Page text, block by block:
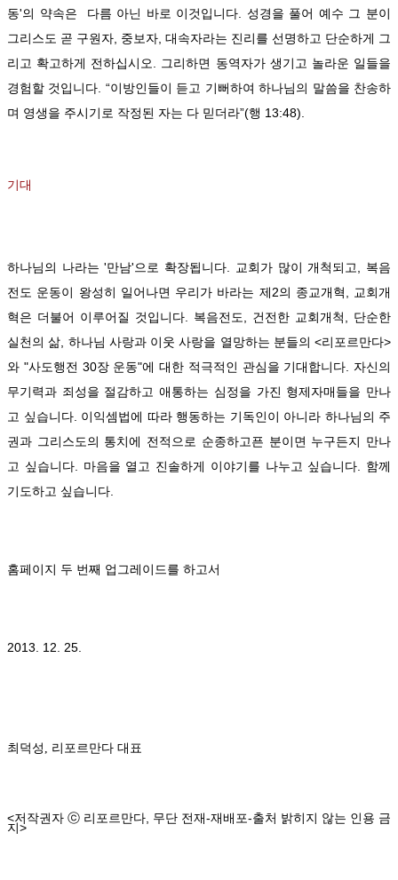
동'의 약속은 다름 아닌 바로 이것입니다. 성경을 풀어 예수 그 분이
그리스도 곧 구원자, 중보자, 대속자라는 진리를 선명하고 단순하게 그
리고 확고하게 전하십시오. 그리하면 동역자가 생기고 놀라운 일들을
경험할 것입니다. “이방인들이 듣고 기뻐하여 하나님의 말씀을 찬송하
며 영생을 주시기로 작정된 자는 다 믿더라”(행 13:48).
기대
하나님의 나라는 '만남'으로 확장됩니다. 교회가 많이 개척되고, 복음
전도 운동이 왕성히 일어나면 우리가 바라는 제2의 종교개혁, 교회개
혁은 더불어 이루어질 것입니다. 복음전도, 건전한 교회개척, 단순한
실천의 삶, 하나님 사랑과 이웃 사랑을 열망하는 분들의 <리포르만다>
와 "사도행전 30장 운동"에 대한 적극적인 관심을 기대합니다. 자신의
무기력과 죄성을 절감하고 애통하는 심정을 가진 형제자매들을 만나
고 싶습니다. 이익셈법에 따라 행동하는 기독인이 아니라 하나님의 주
권과 그리스도의 통치에 전적으로 순종하고픈 분이면 누구든지 만나
고 싶습니다. 마음을 열고 진솔하게 이야기를 나누고 싶습니다. 함께
기도하고 싶습니다.
홈페이지 두 번째 업그레이드를 하고서
2013. 12. 25.
최덕성, 리포르만다 대표
<저작권자 ⓒ 리포르만다, 무단 전재 -재배포-출처 밝히지 않는 인용 금
지 >